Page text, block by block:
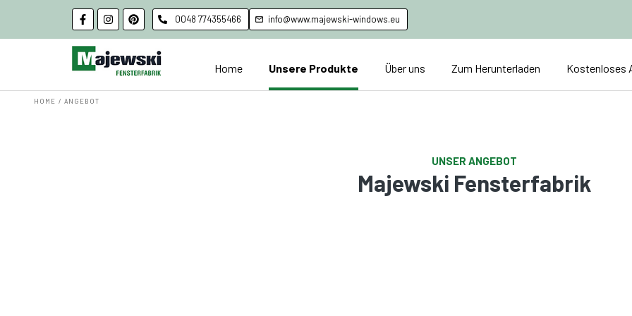
0048 774355466 info@www.majewski-windows.eu
Home Unsere Produkte Über uns Zum Herunterladen Kostenloses
HOME / ANGEBOT
UNSER ANGEBOT
Majewski Fensterfabrik